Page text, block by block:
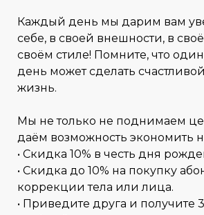
Каждый день мы дарим вам
себе, в своей внешности, в
своём стиле! Помните, что
день может сделать
жизнь.
Мы не только не поднимаем
даём возможность экономить
• Cкидка 10% в честь дня
• Скидка до 10% на покупку
коррекции тела или лица.
• Приведите друга и получите